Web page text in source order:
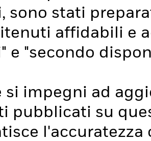
sono stati
affidabili e
e "secondo
si impegni ad
pubblicati su